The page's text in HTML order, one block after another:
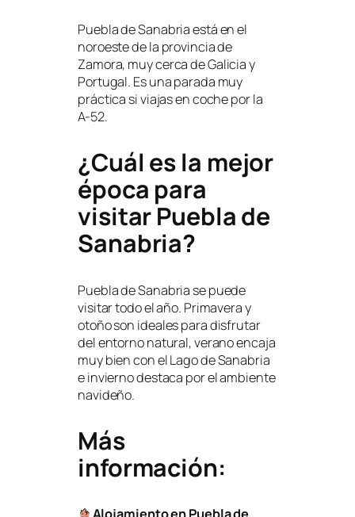
Puebla de Sanabria está en el
noroeste de la provincia de
Zamora, muy cerca de Galicia y
Portugal. Es una parada muy
práctica si viajas en coche por la
A-52.
¿Cuál es la mejor
época para
visitar Puebla de
Sanabria?
Puebla de Sanabria se puede
visitar todo el año. Primavera y
otoño son ideales para disfrutar
del entorno natural, verano encaja
muy bien con el Lago de Sanabria
e invierno destaca por el ambiente
navideño.
Más
información: